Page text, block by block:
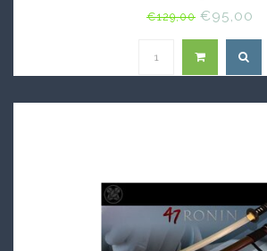
€129,00 €95,00